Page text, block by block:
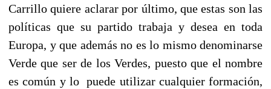
Carrillo quiere aclarar por último, que estas son las
políticas que su partido trabaja y desea en toda
Europa, y que además no es lo mismo denominarse
Verde que ser de los Verdes, puesto que el nombre
es común y lo puede utilizar cualquier formación,